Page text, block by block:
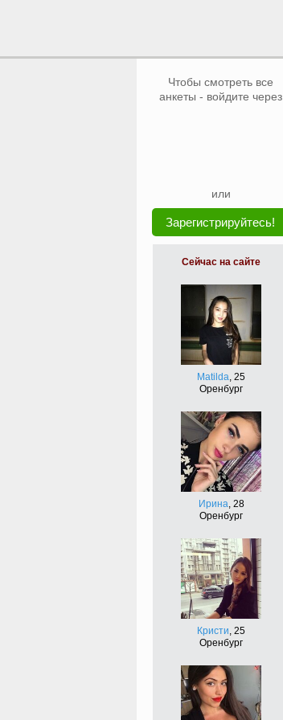
Чтобы смотреть все
анкеты - войдите через
или
Зарегистрируйтесь!
Сейчас на сайте
Matilda, 25
Оренбург
Ирина, 28
Оренбург
Кристи, 25
Оренбург